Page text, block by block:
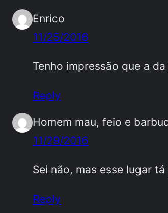
Enrico
11/25/2016
Tenho impressão que a
Reply
Homem mau, feio e
11/29/2016
Sei não, mas esse lugar
Reply